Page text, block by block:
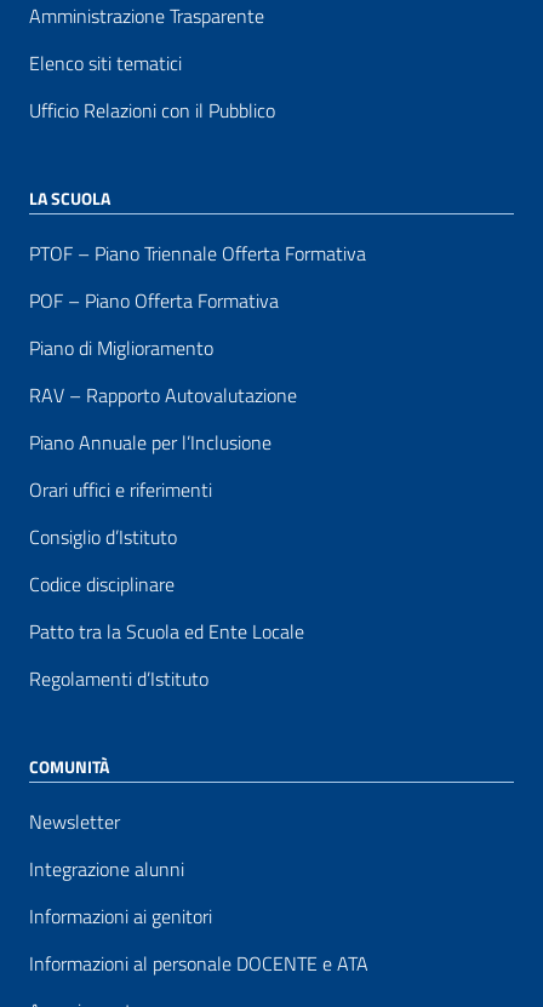
Amministrazione Trasparente
Elenco siti tematici
Ufficio Relazioni con il Pubblico
LA SCUOLA
PTOF – Piano Triennale Offerta Formativa
POF – Piano Offerta Formativa
Piano di Miglioramento
RAV – Rapporto Autovalutazione
Piano Annuale per l’Inclusione
Orari uffici e riferimenti
Consiglio d’Istituto
Codice disciplinare
Patto tra la Scuola ed Ente Locale
Regolamenti d’Istituto
COMUNITÀ
Newsletter
Integrazione alunni
Informazioni ai genitori
Informazioni al personale DOCENTE e ATA